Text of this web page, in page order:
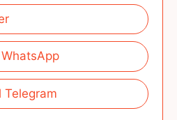
Telegram